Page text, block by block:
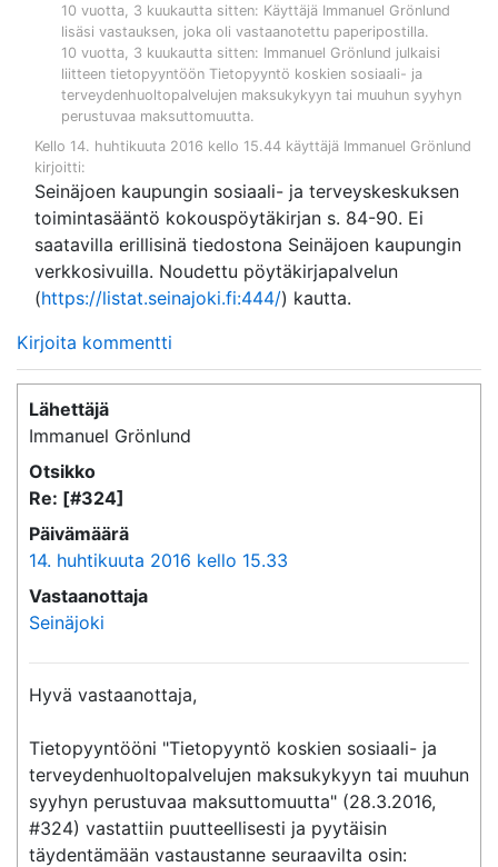
10 vuotta, 3 kuukautta sitten: Käyttäjä Immanuel Grönlund
lisäsi vastauksen, joka oli vastaanotettu paperipostilla.
10 vuotta, 3 kuukautta sitten: Immanuel Grönlund julkaisi
liitteen tietopyyntöön Tietopyyntö koskien sosiaali- ja
terveydenhuoltopalvelujen maksukykyyn tai muuhun syyhyn
perustuvaa maksuttomuutta.
Kello 14. huhtikuuta 2016 kello 15.44 käyttäjä Immanuel Grönlund
kirjoitti:
Seinäjoen kaupungin sosiaali- ja terveyskeskuksen
toimintasääntö kokouspöytäkirjan s. 84-90. Ei
saatavilla erillisinä tiedostona Seinäjoen kaupungin
verkkosivuilla. Noudettu pöytäkirjapalvelun
(https://listat.seinajoki.fi:444/) kautta.
Kirjoita kommentti
Lähettäjä
Immanuel Grönlund
Otsikko
Re: [#324]
Päivämäärä
14. huhtikuuta 2016 kello 15.33
Vastaanottaja
Seinäjoki
Hyvä vastaanottaja,
Tietopyyntööni "Tietopyyntö koskien sosiaali- ja
terveydenhuoltopalvelujen maksukykyyn tai muuhun
syyhyn perustuvaa maksuttomuutta" (28.3.2016,
#324) vastattiin puutteellisesti ja pyytäisin
täydentämään vastaustanne seuraavilta osin: